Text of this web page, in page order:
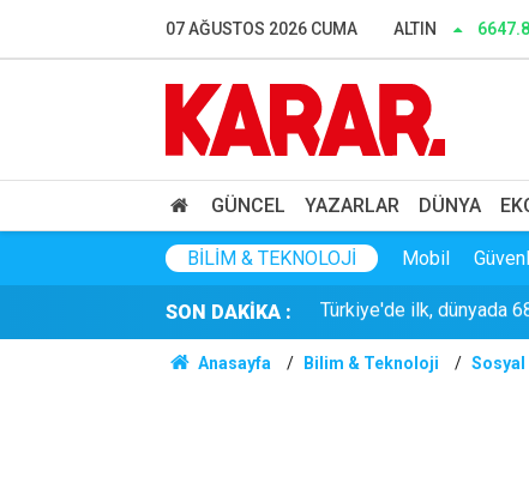
07 AĞUSTOS 2026 CUMA ALTIN
GÜNCEL YAZARLAR DÜNYA
BILIM & TEKNOLOJI Mobil
SON DAKİKA :
Miniklere Papatya’dan
12 maddelik çözüm
Türkiye'de ilk, dünyada
CHP’de bir istifa daha:
Yavuz Nazlıgül kimdir?
Anasayfa Bilim & Teknoloji Sosyal